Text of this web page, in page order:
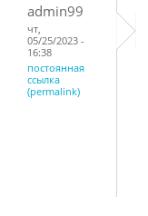
admin99
чт,
05/25/2023 -
16:38
постоянная
ссылка
(permalink)